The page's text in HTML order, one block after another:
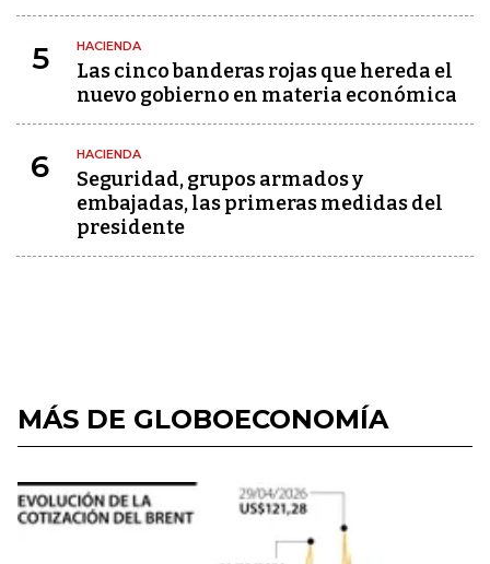
5 HACIENDA
Las cinco banderas rojas que hereda el
nuevo gobierno en materia económica
6 HACIENDA
Seguridad, grupos armados y
embajadas, las primeras medidas del
presidente
MÁS DE GLOBOECONOMÍA